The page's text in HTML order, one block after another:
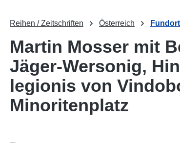
Reihen / Zeitschriften Österreich
Martin Mosser mit
Jäger-Wersonig,
legionis von
Minoritenplatz